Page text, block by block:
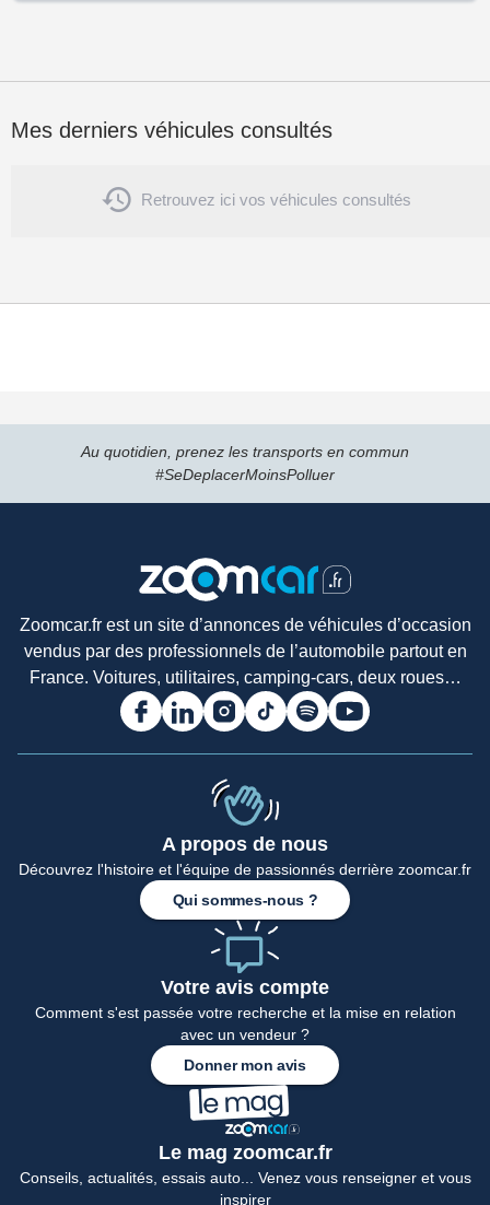
Mes derniers véhicules consultés
 Retrouvez ici vos véhicules consultés
Au quotidien, prenez les transports en commun
#SeDeplacerMoinsPolluer
Zoomcar.fr est un site d’annonces de véhicules d’occasion
vendus par des professionnels de l’automobile partout en
France. Voitures, utilitaires, camping-cars, deux roues…
A propos de nous
Découvrez l'histoire et l'équipe de passionnés derrière zoomcar.fr
Qui sommes-nous ?
Votre avis compte
Comment s'est passée votre recherche et la mise en relation
avec un vendeur ?
Donner mon avis
Le mag zoomcar.fr
Conseils, actualités, essais auto... Venez vous renseigner et vous
inspirer